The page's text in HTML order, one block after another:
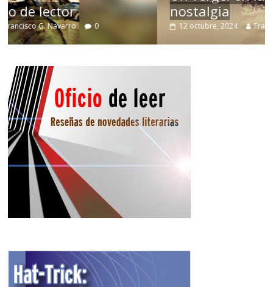
nostalgia
12 octubre, 2024 Francisco G. Navarro 0